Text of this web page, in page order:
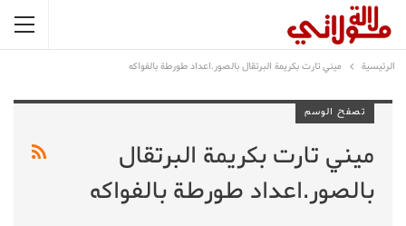
الرئيسية ميني تارت بكريمة البرتقال بالصور.اعداد طورطة بالفواكه
تصفح الوسم
ميني تارت بكريمة البرتقال
بالصور.اعداد طورطة بالفواكه